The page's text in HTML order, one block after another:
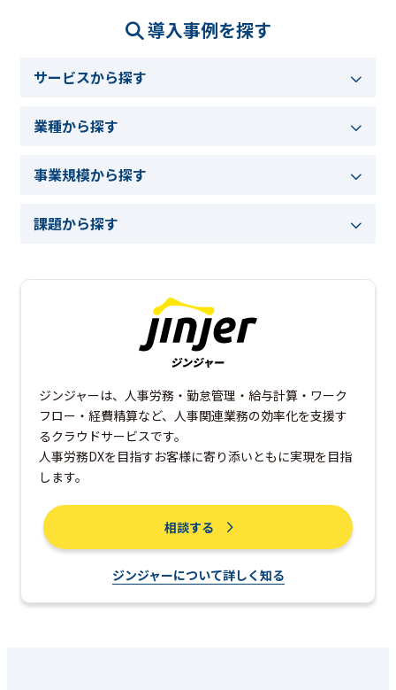
導入事例を探す
サービスから探す
業種から探す
事業規模から探す
課題から探す
ジンジャーは、人事労務・勤怠管理・給与計算・ワーク
フロー・経費精算など、人事関連業務の効率化を支援す
るクラウドサービスです。
人事労務DXを目指すお客様に寄り添いともに実現を目指
します。
相談する
ジンジャーについて詳しく知る